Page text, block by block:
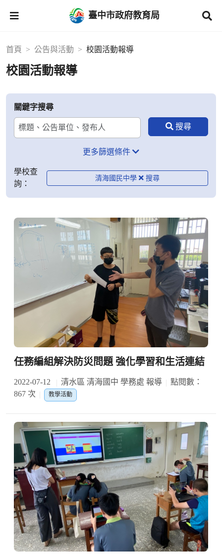
臺中市政府教育局
首頁 公告與活動 校園活動報導
校園活動報導
關鍵字搜尋
更多篩選條件
學校查
詢：
清海國民中學
任務編組解決防災問題 強化學習和生活連結
2022-07-12 清水區 清海國中 學務處 報導
點閱數：
867 次
教學活動